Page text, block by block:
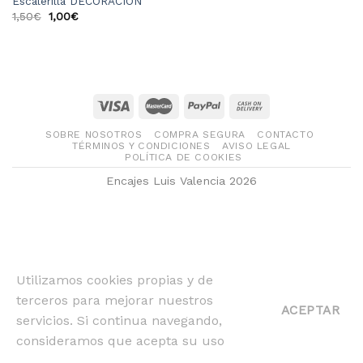
1,50€ 1,00€
SOBRE NOSOTROS COMPRA SEGURA
CONTACTO
TÉRMINOS Y CONDICIONES
AVISO LEGAL
POLÍTICA DE COOKIES
Encajes Luis Valencia 2026
Utilizamos cookies propias y de
terceros para mejorar nuestros
servicios. Si continua navegando,
consideramos que acepta su uso
ACEPTAR